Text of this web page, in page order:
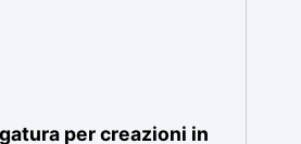
per creazioni in